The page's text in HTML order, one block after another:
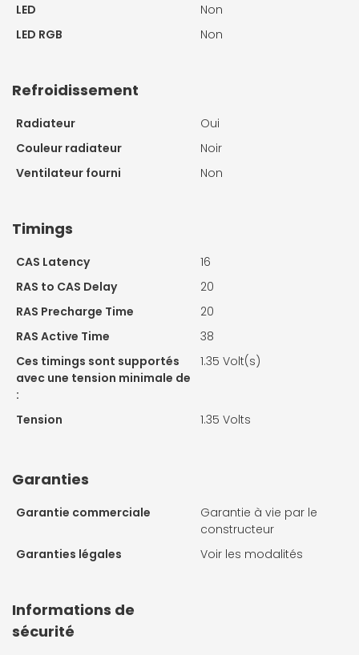
LED
Non
LED RGB
Non
Refroidissement
Radiateur
Oui
Couleur radiateur
Noir
Ventilateur fourni
Non
Timings
CAS Latency
16
RAS to CAS Delay
20
RAS Precharge Time
20
RAS Active Time
38
Ces timings sont supportés
avec une tension minimale de
:
1.35 Volt(s)
Tension 1.35 Volts
Garanties
Garantie commerciale
Garantie à vie par le
constructeur
Garanties légales
Voir les modalités
Informations de
sécurité